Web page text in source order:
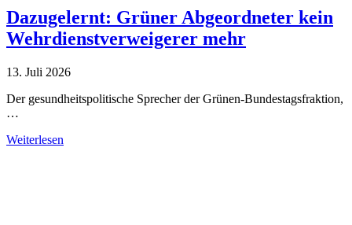
Dazugelernt: Grüner Abgeordneter kein
Wehrdienstverweigerer mehr
13. Juli 2026
Der gesundheitspolitische Sprecher der Grünen-Bundestagsfraktion,
…
Weiterlesen